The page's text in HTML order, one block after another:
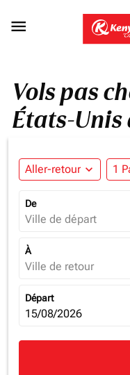

Vols pas
États-Unis
Aller-retour expand_more 1
De
Ville de départ
À
Ville de retour
Départ
fc-booking-
15/08/2026